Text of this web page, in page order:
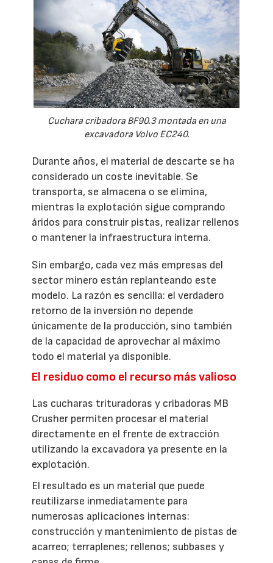
Cuchara cribadora BF90.3 montada en una
excavadora Volvo EC240.
Durante años, el material de descarte se ha
considerado un coste inevitable. Se
transporta, se almacena o se elimina,
mientras la explotación sigue comprando
áridos para construir pistas, realizar rellenos
o mantener la infraestructura interna.
Sin embargo, cada vez más empresas del
sector minero están replanteando este
modelo. La razón es sencilla: el verdadero
retorno de la inversión no depende
únicamente de la producción, sino también
de la capacidad de aprovechar al máximo
todo el material ya disponible.
El residuo como el recurso más valioso
Las cucharas trituradoras y cribadoras MB
Crusher permiten procesar el material
directamente en el frente de extracción
utilizando la excavadora ya presente en la
explotación.
El resultado es un material que puede
reutilizarse inmediatamente para
numerosas aplicaciones internas:
construcción y mantenimiento de pistas de
acarreo; terraplenes; rellenos; subbases y